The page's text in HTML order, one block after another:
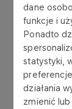
dane
funkcje i
Ponadto
statystyki,
działania
zmienić
O FUNDACJI